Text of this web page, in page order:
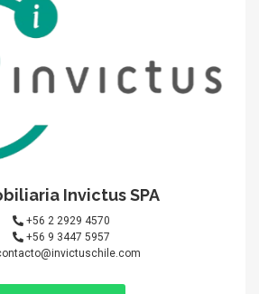
Invictus SPA
+56 2 2929 4570
+56 9 3447 5957